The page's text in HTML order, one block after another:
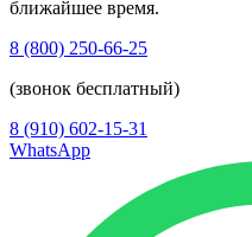
ближайшее время.
8 (800) 250-66-25
(звонок бесплатный)
8 (910) 602-15-31
WhatsApp